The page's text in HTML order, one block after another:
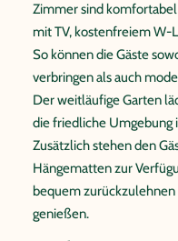
Zimmer sind
mit TV, kostenfreiem W-
So können die Gäste
verbringen als auch
Der weitläufige Garten
die friedliche Umgebung
Zusätzlich stehen den
Hängematten zur
bequem zurückzulehnen
genießen.